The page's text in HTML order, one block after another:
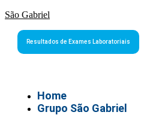
São Gabriel
Resultados de Exames Laboratoriais
Home
Grupo São Gabriel